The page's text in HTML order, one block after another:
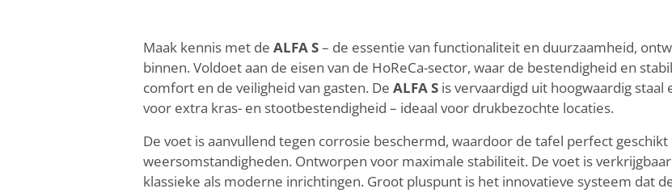
Maak kennis met de ALFA S– de essentie van functionaliteit en duurzaamheid,
binnen. Voldoet aan de eisen van de HoReCa-sector, waar de bestendigheid en
comfort en de veiligheid van gasten. De ALFA S is vervaardigd uit hoogwaardig
voor extra kras- en stootbestendigheid – ideaal voor drukbezochte locaties.
De voet is aanvullend tegen corrosie beschermd, waardoor de tafel perfect
weersomstandigheden. Ontworpen voor maximale stabiliteit. De voet is
klassieke als moderne inrichtingen. Groot pluspunt is het innovatieve systeem dat